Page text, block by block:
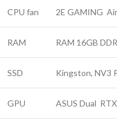
CPU fan 2E GAMING
RAM RAM 16GB
SSD Kingston, NV3
GPU ASUS Dual